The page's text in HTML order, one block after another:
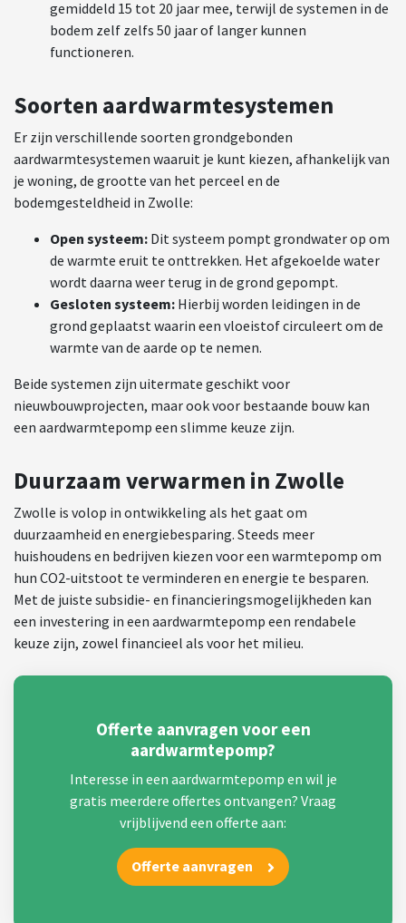
gemiddeld 15 tot 20 jaar mee, terwijl de systemen in de
bodem zelf zelfs 50 jaar of langer kunnen
functioneren.
Soorten aardwarmtesystemen
Er zijn verschillende soorten grondgebonden
aardwarmtesystemen waaruit je kunt kiezen, afhankelijk van
je woning, de grootte van het perceel en de
bodemgesteldheid in Zwolle:
Open systeem: Dit systeem pompt grondwater op om
de warmte eruit te onttrekken. Het afgekoelde water
wordt daarna weer terug in de grond gepompt.
Gesloten systeem: Hierbij worden leidingen in de
grond geplaatst waarin een vloeistof circuleert om de
warmte van de aarde op te nemen.
Beide systemen zijn uitermate geschikt voor
nieuwbouwprojecten, maar ook voor bestaande bouw kan
een aardwarmtepomp een slimme keuze zijn.
Duurzaam verwarmen in Zwolle
Zwolle is volop in ontwikkeling als het gaat om
duurzaamheid en energiebesparing. Steeds meer
huishoudens en bedrijven kiezen voor een warmtepomp om
hun CO2-uitstoot te verminderen en energie te besparen.
Met de juiste subsidie- en financieringsmogelijkheden kan
een investering in een aardwarmtepomp een rendabele
keuze zijn, zowel financieel als voor het milieu.
Offerte aanvragen voor een
aardwarmtepomp?
Interesse in een aardwarmtepomp en wil je
gratis meerdere offertes ontvangen? Vraag
vrijblijvend een offerte aan:
Offerte aanvragen